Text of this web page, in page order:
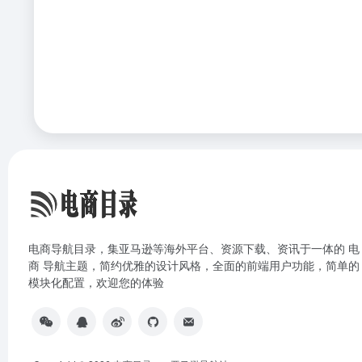
电商导航目录，集亚马逊等海外平台、资源下载、资讯于一体的 电
商 导航主题，简约优雅的设计风格，全面的前端用户功能，简单的
模块化配置，欢迎您的体验